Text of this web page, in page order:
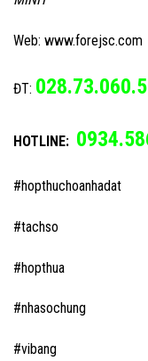
Web: www.forejsc.com
ĐT:
HOTLINE:
#hopthuchoanhadat
#tachso
#hopthua
#nhasochung
#vibang